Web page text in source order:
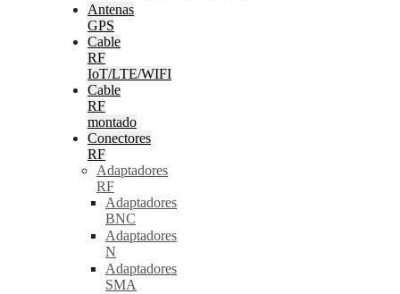
Antenas
GPS
Cable
RF
IoT/LTE/WIFI
Cable
RF
montado
Conectores
RF
Adaptadores
RF
Adaptadores
BNC
Adaptadores
N
Adaptadores
SMA